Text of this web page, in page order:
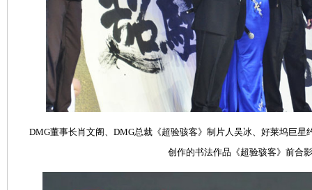
DMG董事长肖文阁、DMG总裁《超验骇客》制片人吴冰、好莱坞巨星
创作的书法作品《超验骇客》前合影